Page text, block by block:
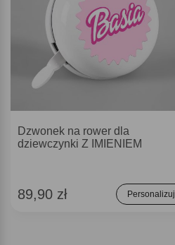
Dzwonek na rower dla
dziewczynki Z IMIENIEM
89,90 zł Personalizuj